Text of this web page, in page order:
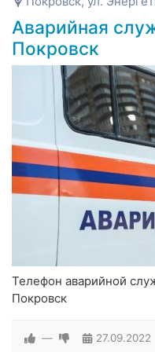
Аварийная
Покровск
Телефон аварийной
Покровск
— 27.09.2022